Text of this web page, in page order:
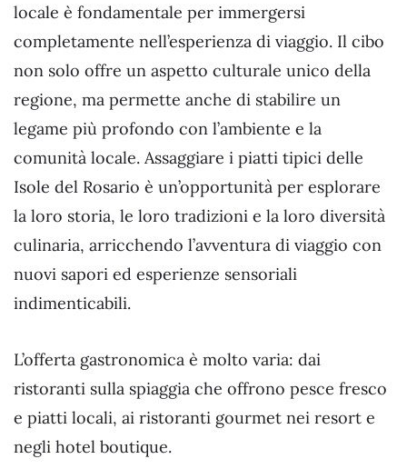
locale è fondamentale per immergersi
completamente nell’esperienza di viaggio. Il cibo
non solo offre un aspetto culturale unico della
regione, ma permette anche di stabilire un
legame più profondo con l’ambiente e la
comunità locale. Assaggiare i piatti tipici delle
Isole del Rosario è un’opportunità per esplorare
la loro storia, le loro tradizioni e la loro diversità
culinaria, arricchendo l’avventura di viaggio con
nuovi sapori ed esperienze sensoriali
indimenticabili.
L’offerta gastronomica è molto varia: dai
ristoranti sulla spiaggia che offrono pesce fresco
e piatti locali, ai ristoranti gourmet nei resort e
negli hotel boutique.